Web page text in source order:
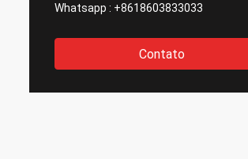
Whatsapp : +8618603833033
Contato